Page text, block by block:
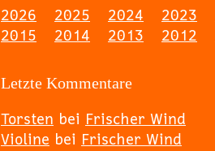
2026 2025 2024 2023
2015
2014 2013 2012
Letzte Kommentare
Torsten bei Frischer Wind
Violine bei Frischer Wind